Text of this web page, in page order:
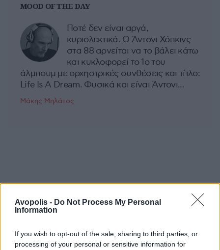
Avopolis - Do Not Process My Personal
Information
If you wish to opt-out of the sale, sharing to third parties, or
processing of your personal or sensitive information for
MOOD OF THE DAY
Ποτέ δεν είναι αργά,
κυριολεκτικά. Ο Άντονι Χόπκινς
στα 88 αρνείται να το βάλει κάτω
και κυκλοφορεί το 1ο του
άλμπουμ με ορχηστρικές συνθέσεις και τίτλο:
Life Is A Dream. Φυσικά και είναι Άντονι...
Μάκης Μηλάτος